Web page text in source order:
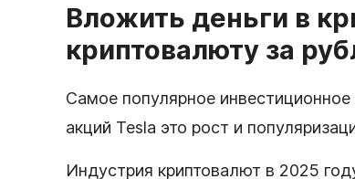
Вложить деньги в
криптовалюту за
Самое популярное инвестиционное
акций Tesla это рост и
Индустрия криптовалют в 2025